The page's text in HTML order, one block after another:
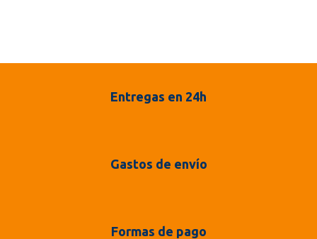
Entregas en 24h
Gastos de envío
Formas de pago